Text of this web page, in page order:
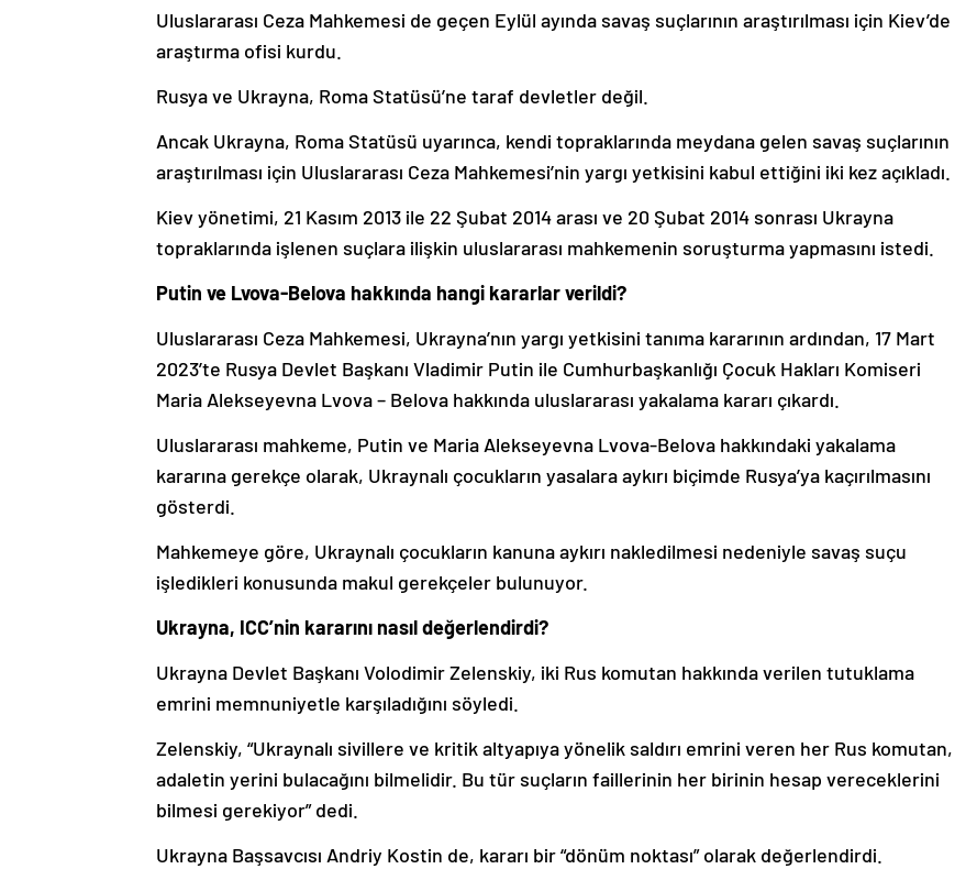
Uluslararası Ceza Mahkemesi de geçen Eylül ayında savaş suçlarının araştırılması için Kiev’de
araştırma ofisi kurdu.
Rusya ve Ukrayna, Roma Statüsü’ne taraf devletler değil.
Ancak Ukrayna, Roma Statüsü uyarınca, kendi topraklarında meydana gelen savaş suçlarının
araştırılması için Uluslararası Ceza Mahkemesi’nin yargı yetkisini kabul ettiğini iki kez açıkladı.
Kiev yönetimi, 21 Kasım 2013 ile 22 Şubat 2014 arası ve 20 Şubat 2014 sonrası Ukrayna
topraklarında işlenen suçlara ilişkin uluslararası mahkemenin soruşturma yapmasını istedi.
Putin ve Lvova-Belova hakkında hangi kararlar verildi?
Uluslararası Ceza Mahkemesi, Ukrayna’nın yargı yetkisini tanıma kararının ardından, 17 Mart
2023’te Rusya Devlet Başkanı Vladimir Putin ile Cumhurbaşkanlığı Çocuk Hakları Komiseri
Maria Alekseyevna Lvova – Belova hakkında uluslararası yakalama kararı çıkardı.
Uluslararası mahkeme, Putin ve Maria Alekseyevna Lvova-Belova hakkındaki yakalama
kararına gerekçe olarak, Ukraynalı çocukların yasalara aykırı biçimde Rusya’ya kaçırılmasını
gösterdi.
Mahkemeye göre, Ukraynalı çocukların kanuna aykırı nakledilmesi nedeniyle savaş suçu
işledikleri konusunda makul gerekçeler bulunuyor.
Ukrayna, ICC’nin kararını nasıl değerlendirdi?
Ukrayna Devlet Başkanı Volodimir Zelenskiy, iki Rus komutan hakkında verilen tutuklama
emrini memnuniyetle karşıladığını söyledi.
Zelenskiy, “Ukraynalı sivillere ve kritik altyapıya yönelik saldırı emrini veren her Rus komutan,
adaletin yerini bulacağını bilmelidir. Bu tür suçların faillerinin her birinin hesap vereceklerini
bilmesi gerekiyor” dedi.
Ukrayna Başsavcısı Andriy Kostin de, kararı bir “dönüm noktası” olarak değerlendirdi.